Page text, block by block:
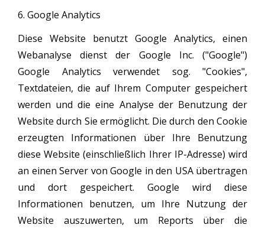
6. Google Analytics
Diese Website benutzt Google Analytics, einen
Webanalyse dienst der Google Inc. ("Google")
Google Analytics verwendet sog. "Cookies",
Textdateien, die auf Ihrem Computer gespeichert
werden und die eine Analyse der Benutzung der
Website durch Sie ermöglicht. Die durch den Cookie
erzeugten Informationen über Ihre Benutzung
diese Website (einschließlich Ihrer IP-Adresse) wird
an einen Server von Google in den USA übertragen
und dort gespeichert. Google wird diese
Informationen benutzen, um Ihre Nutzung der
Website auszuwerten, um Reports über die